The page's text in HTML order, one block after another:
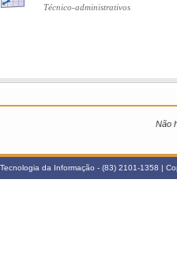
Técnico-administrativos
Não
da Informação - (83) 2101-1358 |